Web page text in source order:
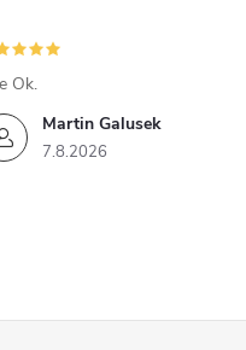
Martin Galusek
7.8.2026
Ok.